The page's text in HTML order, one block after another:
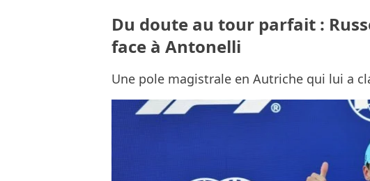
Du doute au tour parfait :
face à Antonelli
Une pole magistrale en Autriche qui lui a